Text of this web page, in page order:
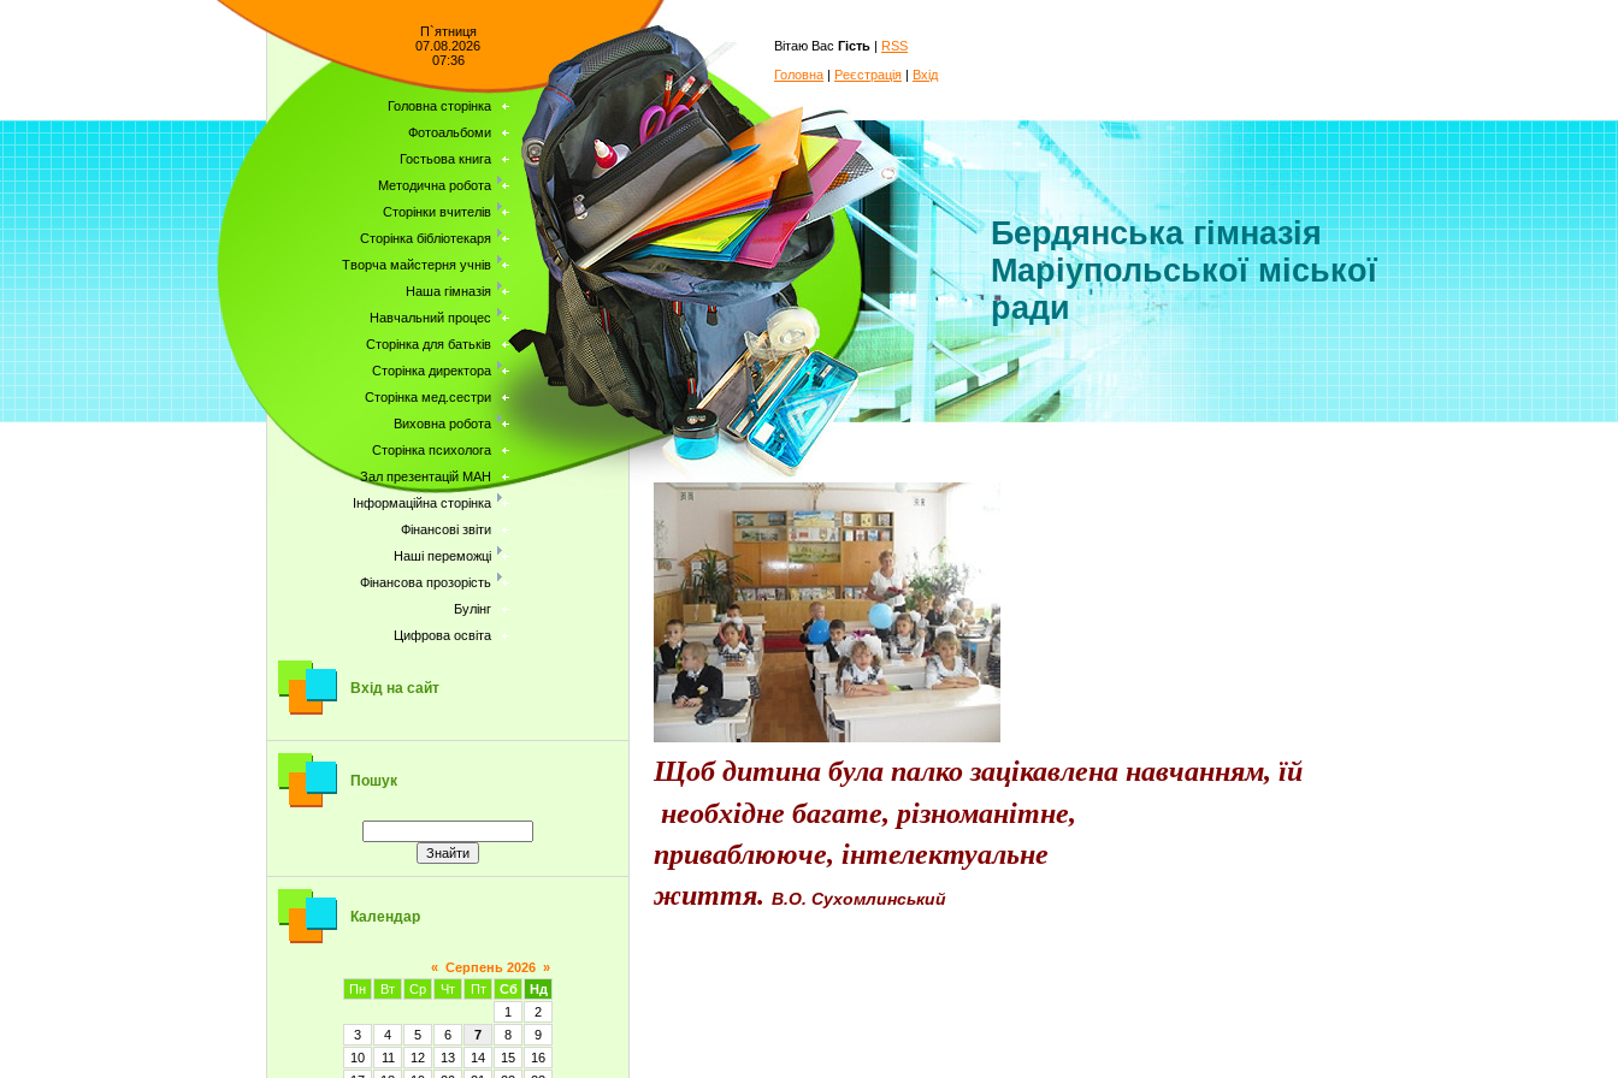
П`ятниця
07.08.2026
07:36
Головна сторінка
Фотоальбоми
Гостьова книга
Методична робота
Сторінки вчителів
Сторінка бібліотекаря
Творча майстерня учнів
Наша гімназія
Навчальний процес
Сторінка для батьків
Сторінка директора
Сторінка мед.сестри
Виховна робота
Сторінка психолога
Зал презентацій МАН
Інформаційна сторінка
Фінансові звіти
Наші переможці
Фінансова прозорість
Булінг
Цифрова освіта
Вхід на сайт
Пошук
Календар
« Серпень 2026 »
Пн
Вт Ср Чт Пт Сб
Нд
1
2
3
4 5 6 7 8
9
10
11 12 13 14 15
16
Вітаю Вас Гість | RSS
Головна | Реєстрація | Вхід
Бердянська гімназія
Маріупольської міської
ради
Щоб дитина була палко зацікавлена навчанням, їй
необхідне багате, різноманітне,
приваблююче, інтелектуальне
життя. В.О. Сухомлинський